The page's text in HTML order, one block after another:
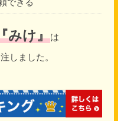
みけ』は
しました。